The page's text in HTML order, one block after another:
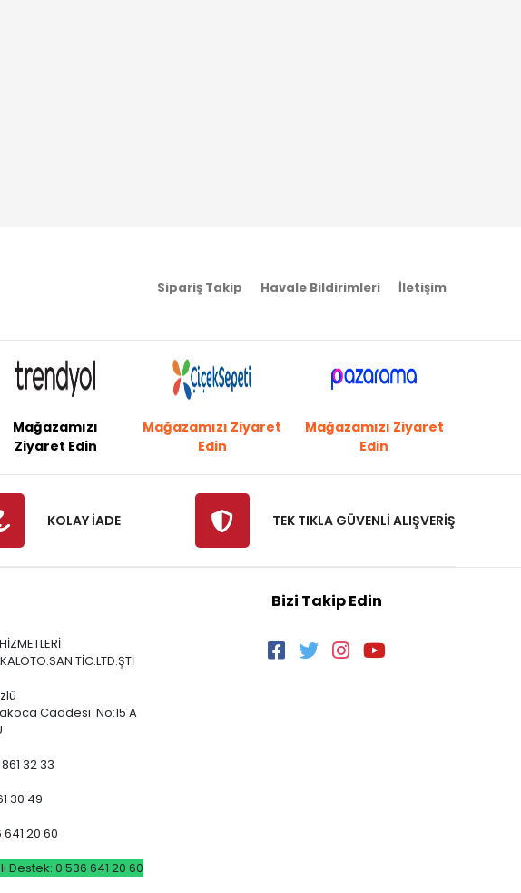
Sipariş Takip Havale Bildirimleri İletişim
Mağazamızı
Ziyaret Edin
Mağazamızı Ziyaret
Edin
Mağazamızı Ziyaret
Edin
KOLAY İADE TEK TIKLA GÜVENLİ ALIŞVERİŞ
Caddesi No:15 A
32 33
30 49
20 60
Destek: 0 536 641 20 60
Bizi Takip Edin